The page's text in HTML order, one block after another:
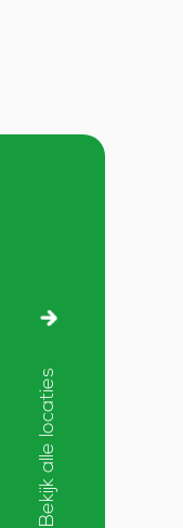
Bekijk alle locaties